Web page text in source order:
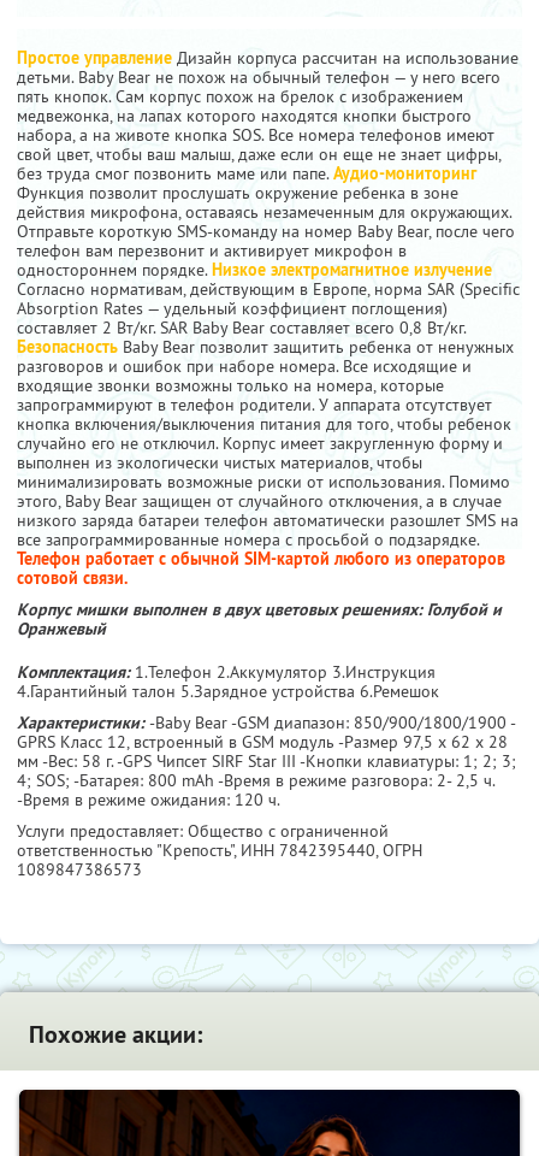
Простое управление Дизайн корпуса рассчитан на использование
детьми. Baby Bear не похож на обычный телефон — у него всего
пять кнопок. Сам корпус похож на брелок с изображением
медвежонка, на лапах которого находятся кнопки быстрого
набора, а на животе кнопка SOS. Все номера телефонов имеют
свой цвет, чтобы ваш малыш, даже если он еще не знает цифры,
без труда смог позвонить маме или папе.Аудио-мониторинг
Функция позволит прослушать окружение ребенка в зоне
действия микрофона, оставаясь незамеченным для окружающих.
Отправьте короткую SMS-команду на номер Baby Bear, после чего
телефон вам перезвонит и активирует микрофон в
одностороннем порядке.Низкое электромагнитное излучение
Согласно нормативам, действующим в Европе, норма SAR (Specific
Absorption Rates — удельный коэффициент поглощения)
составляет 2 Вт/кг. SAR Baby Bear составляет всего 0,8 Вт/кг.
Безопасность Baby Bear позволит защитить ребенка от ненужных
разговоров и ошибок при наборе номера. Все исходящие и
входящие звонки возможны только на номера, которые
запрограммируют в телефон родители. У аппарата отсутствует
кнопка включения/выключения питания для того, чтобы ребенок
случайно его не отключил. Корпус имеет закругленную форму и
выполнен из экологически чистых материалов, чтобы
минимализировать возможные риски от использования. Помимо
этого, Baby Bear защищен от случайного отключения, а в случае
низкого заряда батареи телефон автоматически разошлет SMS на
все запрограммированные номера с просьбой о подзарядке.
Телефон работает с обычной SIM-картой любого из операторов
сотовой связи.
Корпус мишки выполнен в двух цветовых решениях: Голубой и
Оранжевый
Комплектация:1.Телефон 2.Аккумулятор 3.Инструкция
4.Гарантийный талон 5.Зарядное устройства 6.Ремешок
Характеристики:-Baby Bear -GSM диапазон: 850/900/1800/1900 -
GPRS Класс 12, встроенный в GSM модуль -Размер 97,5 х 62 х 28
мм -Вес: 58 г. -GPS Чипсет SIRF Star III -Кнопки клавиатуры: 1; 2; 3;
4; SOS; -Батарея: 800 mAh -Время в режиме разговора: 2- 2,5 ч.
-Время в режиме ожидания: 120 ч.
Услуги предоставляет: Общество с ограниченной
ответственностью "Крепость", ИНН 7842395440, ОГРН
1089847386573
Похожие акции: